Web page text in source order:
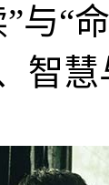
”与“
智